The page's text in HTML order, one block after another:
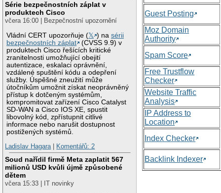
Série bezpečnostních záplat v
produktech Cisco
včera 16:00 | Bezpečnostní upozornění
Vládní CERT upozorňuje (𝕏 ) nasérii
bezpečnostních záplat
(CVSS 9.9) v
produktech Cisco řešících kritické
zranitelnosti umožňující obejití
autentizace, eskalaci oprávnění,
vzdálené spuštění kódu a odepření
služby. Úspěšné zneužití může
útočníkům umožnit získat neoprávněný
přístup k dotčeným systémům,
kompromitovat zařízení Cisco Catalyst
SD-WAN a Cisco IOS XE, spustit
libovolný kód, zpřístupnit citlivé
informace nebo narušit dostupnost
postižených systémů.
Ladislav Hagara| Komentářů: 2
Soud nařídil firmě Meta zaplatit 567
milionů USD kvůli újmě způsobené
dětem
včera 15:33 | IT novinky
Guest Posting
Moz Domain
Authority
Spam Score
Free Trustflow
Checker
Website Traffic
Analysis
IP Address to
Location
Index Checker
Backlink Indexer